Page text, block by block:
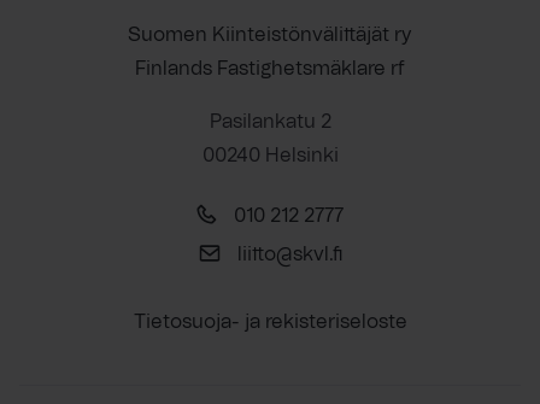
Suomen Kiinteistönvälittäjät ry
Finlands Fastighetsmäklare rf
Pasilankatu 2
00240 Helsinki
010 212 2777
liitto@skvl.fi
Tietosuoja- ja rekisteriseloste